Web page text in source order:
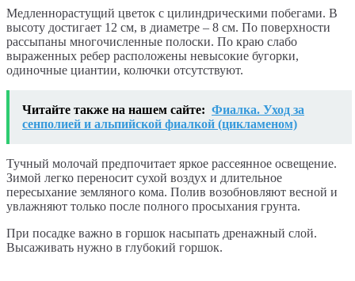
Медленнорастущий цветок с цилиндрическими побегами. В
высоту достигает 12 см, в диаметре – 8 см. По поверхности
рассыпаны многочисленные полоски. По краю слабо
выраженных ребер расположены невысокие бугорки,
одиночные циантии, колючки отсутствуют.
Читайте также на нашем сайте: Фиалка. Уход за
сенполией и альпийской фиалкой (цикламеном)
Тучный молочай предпочитает яркое рассеянное освещение.
Зимой легко переносит сухой воздух и длительное
пересыхание земляного кома. Полив возобновляют весной и
увлажняют только после полного просыхания грунта.
При посадке важно в горшок насыпать дренажный слой.
Высаживать нужно в глубокий горшок.